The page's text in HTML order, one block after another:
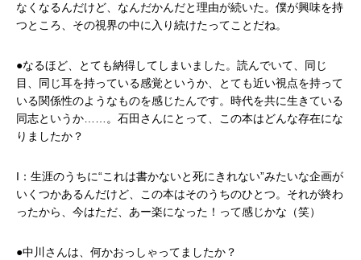
なくなるんだけど、なんだかんだと理由が続いた。僕が興味を持
つところ、その視界の中に入り続けたってことだね。
●なるほど、とても納得してしまいました。読んでいて、同じ
目、同じ耳を持っている感覚というか、とても近い視点を持って
いる関係性のようなものを感じたんです。時代を共に生きている
同志というか……。石田さんにとって、この本はどんな存在にな
りましたか？
I：生涯のうちに“これは書かないと死にきれない”みたいな企画が
いくつかあるんだけど、この本はそのうちのひとつ。それが終わ
ったから、今はただ、あー楽になった！って感じかな（笑）
●中川さんは、何かおっしゃってましたか？